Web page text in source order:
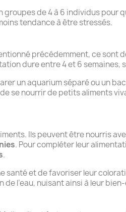
de 4 à 6 individus pour
tendance à être stressés.
précédemment, ce sont
dure entre 4 et 6 semaines,
un aquarium séparé ou un
se nourrir de petits aliments
Ils peuvent être nourris
. Pour compléter leur
.
santé et de favoriser leur
l’eau, nuisant ainsi à leur